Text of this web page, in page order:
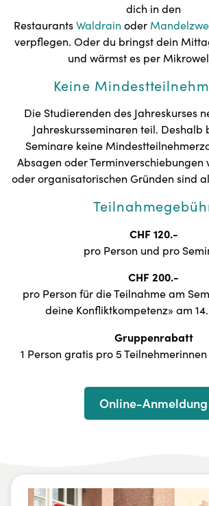
dich in den
RestaurantsWaldrain oder
verpflegen. Oder du bringst dein
und wärmst es per
Keine
Die Studierenden des Jahreskurses
Jahreskursseminaren teil. Deshalb
Seminare keine
Absagen oder Terminverschiebungen
oder organisatorischen Gründen sind
CHF 120.-
pro Person und pro
CHF 200.-
pro Person für die Teilnahme am
deine Konfliktkompetenz» am
Gruppenrabatt
1 Person gratis pro 5
Online-Anmeldung